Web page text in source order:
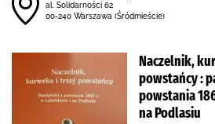
al. Solidarności 62
00-240 Warszawa (Śródmieście)
Naczelnik,
powstańcy :
powstania
na Podlasiu